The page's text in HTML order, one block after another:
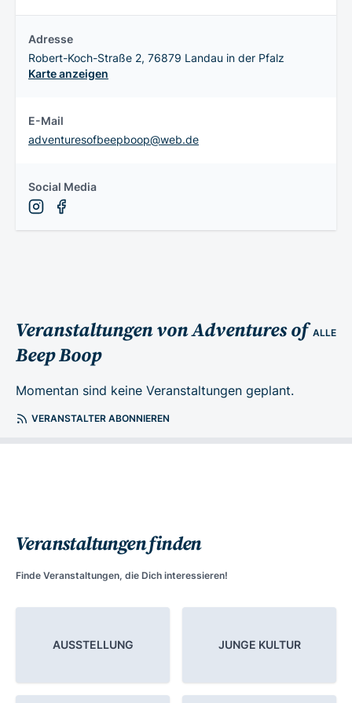
Adresse
Robert-Koch-Straße 2, 76879 Landau in der Pfalz
Karte anzeigen
E-Mail
adventuresofbeepboop@web.de
Social Media
Veranstaltungen von Adventures of
Beep Boop
ALLE
Momentan sind keine Veranstaltungen geplant.
VERANSTALTER ABONNIEREN
Veranstaltungen finden
Finde Veranstaltungen, die Dich interessieren!
AUSSTELLUNG JUNGE KULTUR